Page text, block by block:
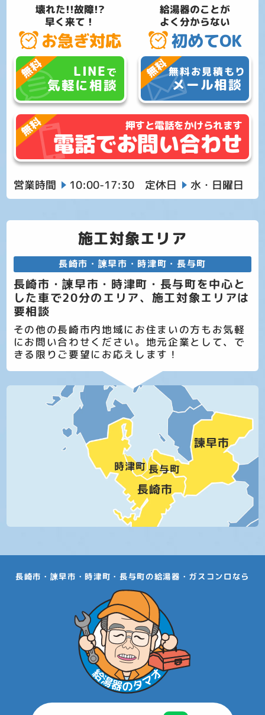
壊れた!!故障!?
早く来て！
お急ぎ対応
LINEで
気軽に相談
給湯器のことが
よく分からない
初めてOK
無料お見積もり
メール相談
押すと電話をかけられます
電話でお問い合わせ
営業時間 10:00-17:30 定休日 水・日曜日
施工対象エリア
長崎市・諫早市・時津町・長与町
長崎市・諫早市・時津町・長与町を中心と
した車で20分のエリア、施工対象エリアは
要相談
その他の長崎市内地域にお住まいの方もお気軽
にお問い合わせください。地元企業として、で
きる限りご要望にお応えします！
長崎市・諫早市・時津町・長与町の給湯器・ガスコンロなら